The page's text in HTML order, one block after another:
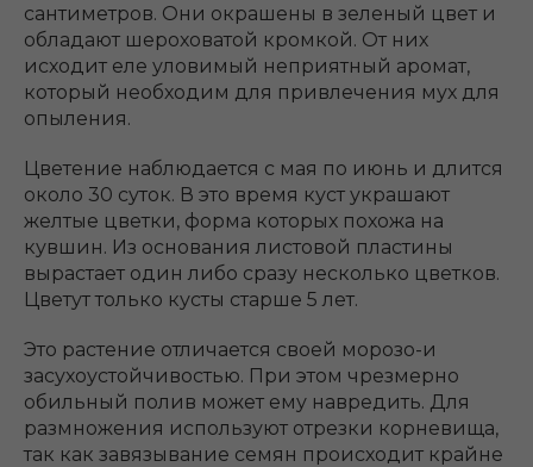
сантиметров. Они окрашены в зеленый цвет и
обладают шероховатой кромкой. От них
исходит еле уловимый неприятный аромат,
который необходим для привлечения мух для
опыления.
Цветение наблюдается с мая по июнь и длится
около 30 суток. В это время куст украшают
желтые цветки, форма которых похожа на
кувшин. Из основания листовой пластины
вырастает один либо сразу несколько цветков.
Цветут только кусты старше 5 лет.
Это растение отличается своей морозо-и
засухоустойчивостью. При этом чрезмерно
обильный полив может ему навредить. Для
размножения используют отрезки корневища,
так как завязывание семян происходит крайне